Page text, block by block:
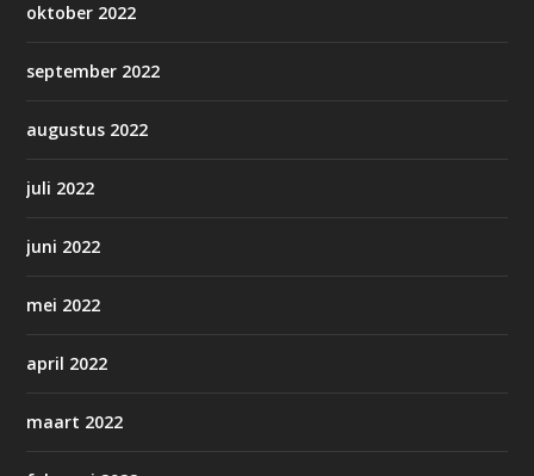
oktober 2022
september 2022
augustus 2022
juli 2022
juni 2022
mei 2022
april 2022
maart 2022